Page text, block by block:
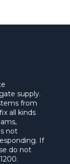
supply.
from
all kinds
not
If
do not